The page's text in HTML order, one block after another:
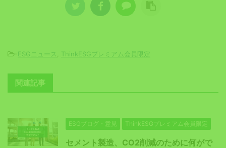
-ESGニュース ThinkESGプレミアム会員限定
関連記事
ESGブログ・意見 ThinkESGプレミアム会員限定
セメント製造、CO2削減のために何がで